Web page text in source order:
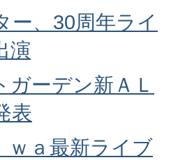
ー、30周年ライ
演
ガーデン新ＡＬ
表
ｗａ最新ライブ